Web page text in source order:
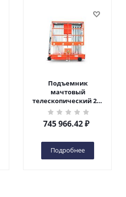
Подъемник
мачтовый
телескопический 200
кг 10 м TOR GTWY10-
200S DC 2-мачтовый
(автономный) (N) в
745 966.42₽
Подробнее